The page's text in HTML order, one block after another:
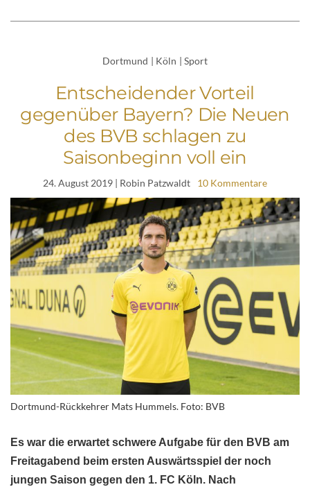
Dortmund | Köln | Sport
Entscheidender Vorteil
gegenüber Bayern? Die Neuen
des BVB schlagen zu
Saisonbeginn voll ein
24. August 2019 | Robin Patzwaldt 10 Kommentare
Dortmund-Rückkehrer Mats Hummels. Foto: BVB
Es war die erwartet schwere Aufgabe für den BVB am
Freitagabend beim ersten Auswärtsspiel der noch
jungen Saison gegen den 1. FC Köln. Nach